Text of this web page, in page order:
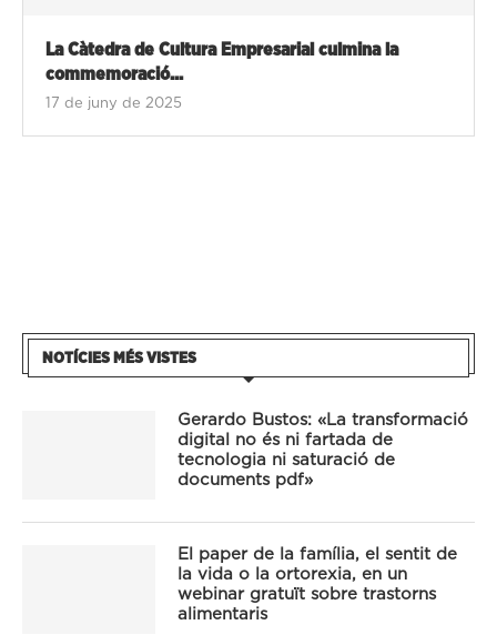
La Càtedra de Cultura Empresarial culmina la
commemoració...
17 de juny de 2025
NOTÍCIES MÉS VISTES
Gerardo Bustos: «La transformació
digital no és ni fartada de
tecnologia ni saturació de
documents pdf»
El paper de la família, el sentit de
la vida o la ortorexia, en un
webinar gratuït sobre trastorns
alimentaris